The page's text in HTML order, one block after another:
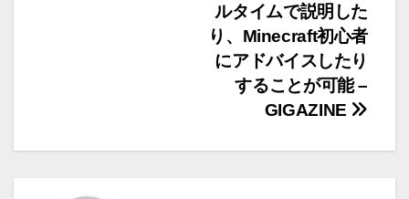
ン
ルタイムで説明した
り、Minecraft初心者
にアドバイスしたり
することが可能 –
GIGAZINE